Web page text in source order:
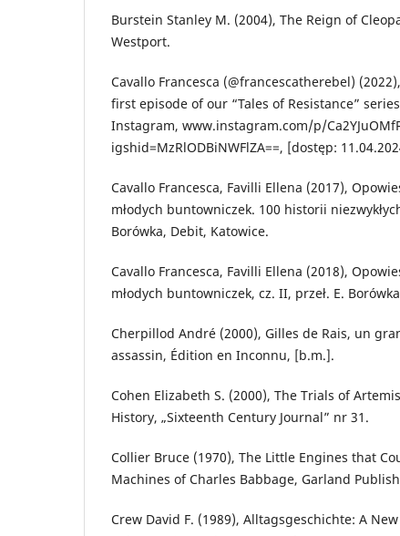
Burstein Stanley M. (2004), The Reign of
Westport.
Cavallo Francesca (@francescatherebel)
first episode of our “Tales of Resistance”
Instagram, www.instagram.com/p/
igshid=MzRlODBiNWFlZA==, [dostęp:
Cavallo Francesca, Favilli Ellena (2017),
młodych buntowniczek. 100 historii
Borówka, Debit, Katowice.
Cavallo Francesca, Favilli Ellena (2018),
młodych buntowniczek, cz. II, przeł. E.
Cherpillod André (2000), Gilles de Rais, un
assassin, Édition en Inconnu, [b.m.].
Cohen Elizabeth S. (2000), The Trials of
History, „Sixteenth Century Journal” nr 31.
Collier Bruce (1970), The Little Engines that
Machines of Charles Babbage, Garland
Crew David F. (1989), Alltagsgeschichte: A